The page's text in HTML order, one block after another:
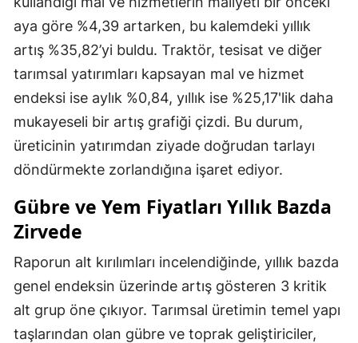
aya göre %4,39 artarken, bu kalemdeki yıllık
artış %35,82’yi buldu. Traktör, tesisat ve diğer
tarımsal yatırımları kapsayan mal ve hizmet
endeksi ise aylık %0,84, yıllık ise %25,17'lik daha
mukayeseli bir artış grafiği çizdi. Bu durum,
üreticinin yatırımdan ziyade doğrudan tarlayı
döndürmekte zorlandığına işaret ediyor.
Gübre ve Yem Fiyatları Yıllık Bazda
Zirvede
Raporun alt kırılımları incelendiğinde, yıllık bazda
genel endeksin üzerinde artış gösteren 3 kritik
alt grup öne çıkıyor. Tarımsal üretimin temel yapı
taşlarından olan gübre ve toprak geliştiriciler,